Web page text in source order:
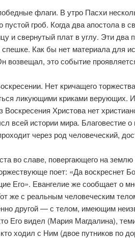
флаги. В утро Пасхи
гроб. Когда два апостола в
и свернутый плат в углу. Эти два
Как бы нет материала для
возвещал, это событие
Нет кричащего
ликующими криками верующих.
Христова нет
всей истории мира. Благовестие
через род человеческий,
во славе, повергающего на
поет: «Да воскреснет
Его». Евангелие же сообщает о
же с реальным человеческим
другой — с телом, имеющим
Его видел (Мария Магдалина),
ходил с Ним (двое путников по